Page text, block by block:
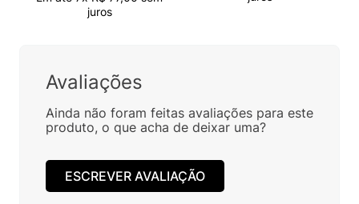
juros
Avaliações
Ainda não foram feitas avaliações para este
produto, o que acha de deixar uma?
ESCREVER AVALIAÇÃO